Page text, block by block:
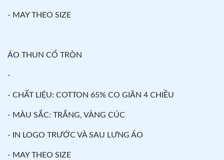
- MAY THEO SIZE
ÁO THUN CỔ TRÒN
-
- CHẤT LIỆU: COTTON 65% CO GIÃN 4 CHIỀU
- MÀU SẮC: TRẮNG, VÀNG CÚC
- IN LOGO TRƯỚC VÀ SAU LƯNG ÁO
- MAY THEO SIZE